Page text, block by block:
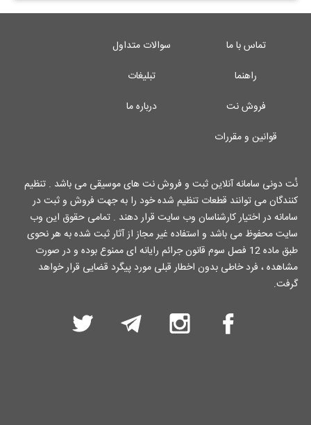
تماس با ما
سوالات متداول
راهنما
تبلیغات
فروش نت
درباره ما
قوانین و مقررات
نُت دونی سامانه آنلاین ثبت و فروش نت های موسیقی می باشد . تنظیم
کنندگان می توانند قطعات تنظیم شده خود را به جهت فروش و ثبت در
سامانه در اختیار کارشناسان وب سایت قرار دهند . تمامی حقوق این وب
سایت محفوظ می باشد و استفاده غیر مجاز از آثار ثبت شده به هر نحوی
طبق ماده 12 فصل سوم قانون جرائم رایانه ای ممنوع بوده و در صورت
مشاهده ، فرد خاطی بدون اخطار قبلی مورد پیگرد قضایی قرار خواهد
گرفت.